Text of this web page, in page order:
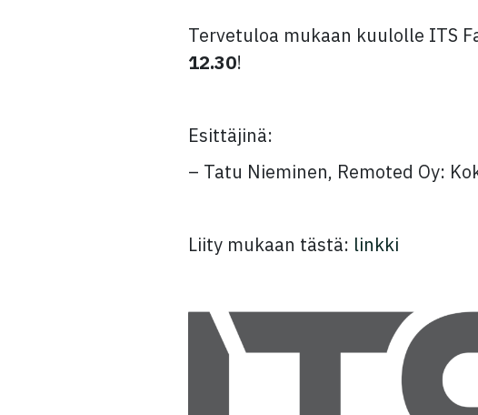
Tervetuloa mukaan kuulolle ITS
12.30!
Esittäjinä:
– Tatu Nieminen, Remoted Oy:
Liity mukaan tästä: linkki